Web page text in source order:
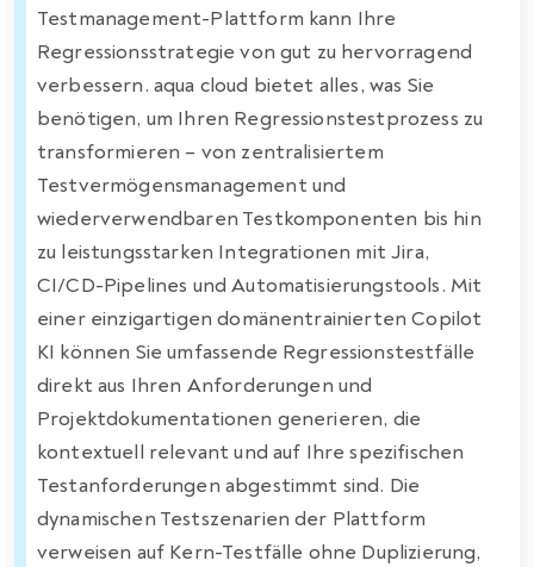
Testmanagement-Plattform kann Ihre
Regressionsstrategie von gut zu hervorragend
verbessern. aqua cloud bietet alles, was Sie
benötigen, um Ihren Regressionstestprozess zu
transformieren – von zentralisiertem
Testvermögensmanagement und
wiederverwendbaren Testkomponenten bis hin
zu leistungsstarken Integrationen mit Jira,
CI/CD-Pipelines und Automatisierungstools. Mit
einer einzigartigen domänentrainierten Copilot
KI können Sie umfassende Regressionstestfälle
direkt aus Ihren Anforderungen und
Projektdokumentationen generieren, die
kontextuell relevant und auf Ihre spezifischen
Testanforderungen abgestimmt sind. Die
dynamischen Testszenarien der Plattform
verweisen auf Kern-Testfälle ohne Duplizierung,